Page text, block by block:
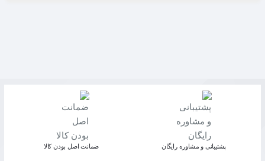
پشتیبانی و مشاوره رایگان ﺿﻤﺎﻧﺖ اﺻﻞ ﺑﻮدن ﮐﺎﻟﺎ